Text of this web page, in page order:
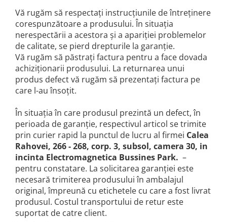
Vă rugăm să respectați instrucțiunile de întreținere
corespunzătoare a produsului. În situația
nerespectării a acestora și a apariției problemelor
de calitate, se pierd drepturile la garanție.
Vă rugăm să păstrați factura pentru a face dovada
achiziționarii produsului. La returnarea unui
produs defect vă rugăm să prezentați factura pe
care l-au însoțit.
În situația în care produsul prezintă un defect, în
perioada de garanție, respectivul articol se trimite
prin curier rapid la punctul de lucru al firmei Calea
Rahovei, 266 - 268, corp. 3, subsol, camera 30, in
incinta Electromagnetica Bussines Park. –
pentru constatare. La solicitarea garanției este
necesară trimiterea produsului în ambalajul
original, împreună cu etichetele cu care a fost livrat
produsul. Costul transportului de retur este
suportat de catre client.